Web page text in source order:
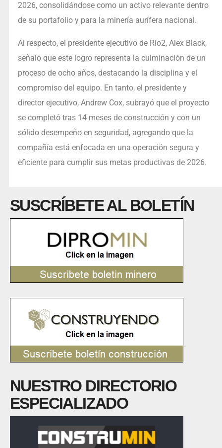
2026, consolidándose como un activo relevante dentro
de su portafolio y para la minería aurífera nacional.
Al respecto, el presidente ejecutivo de Rio2, Alex Black,
señaló que este logro representa la culminación de un
proceso de ocho años, destacando la disciplina y el
compromiso del equipo. En tanto, el presidente y
director ejecutivo, Andrew Cox, subrayó que el proyecto
se completó tras 14 meses de construcción y con un
sólido desempeño en seguridad, agregando que la
compañía está enfocada en una operación segura y
eficiente para cumplir sus metas productivas de 2026.
SUSCRÍBETE AL BOLETÍN
NUESTRO DIRECTORIO
ESPECIALIZADO